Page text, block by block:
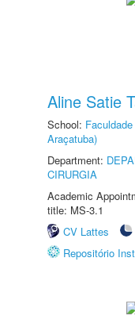
Aline Satie
School:
Araçatuba)
Department:
CIRURGIA
Academic
title: MS-3.1
CV Lattes
Repositório